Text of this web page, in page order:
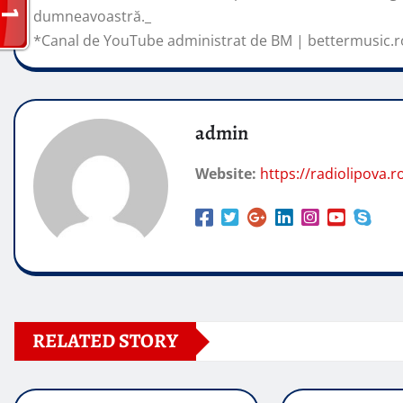
dumneavoastră._
*Canal de YouTube administrat de BM |
admin
Website: https://
RELATED STORY